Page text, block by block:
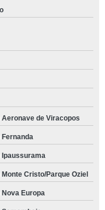
de Viracopos
Cristo/Parque Oziel
Europa